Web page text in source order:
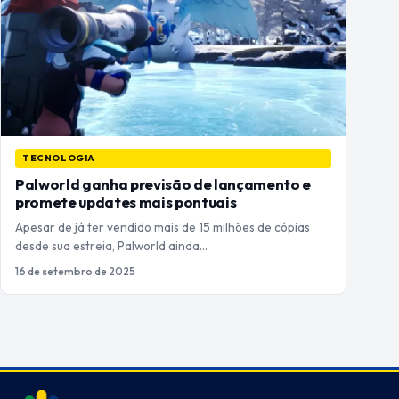
TECNOLOGIA
Palworld ganha previsão de lançamento e
promete updates mais pontuais
Apesar de já ter vendido mais de 15 milhões de cópias
desde sua estreia, Palworld ainda…
16 de setembro de 2025